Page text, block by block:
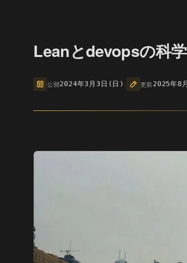
Leanとdevopsの科
公開2024年3月3日(日) 更新2025年8